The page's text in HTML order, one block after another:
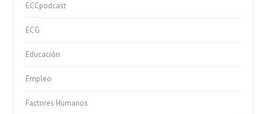
ECCpodcast
ECG
Educación
Empleo
Factores Humanos